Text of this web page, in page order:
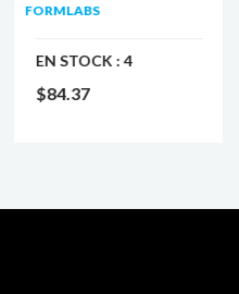
FORMLABS
EN STOCK :4
$84.37